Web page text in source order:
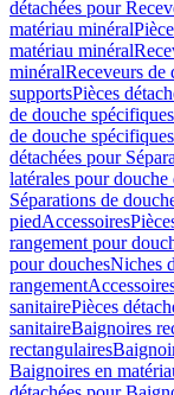
détachées pour
matériau minéral
matériau minéral
minéralReceveurs de
supportsPièces
de douche spécifiques
de douche spécifiques
détachées pour
latérales pour
Séparations de
piedAccessoires
rangement pour
pour douchesNiches
rangement
sanitairePièces
sanitaireBaignoires
rectangulaires
Baignoires en